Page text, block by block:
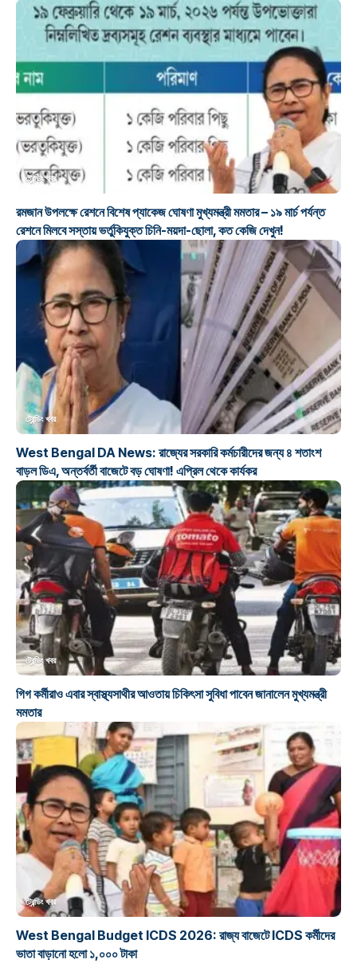
ট্রেন্ডিং খবর
রমজান উপলক্ষে রেশনে বিশেষ প্যাকেজ ঘোষণা মুখ্যমন্ত্রী মমতার – ১৯ মার্চ পর্যন্ত
রেশনে মিলবে সস্তায় ভর্তুকিযুক্ত চিনি-ময়দা-ছোলা, কত কেজি দেখুন!
ট্রেন্ডিং খবর
West Bengal DA News: রাজ্যের সরকারি কর্মচারীদের জন্য ৪ শতাংশ
বাড়ল ডিএ, অন্তর্বর্তী বাজেটে বড় ঘোষণা! এপ্রিল থেকে কার্যকর
ট্রেন্ডিং খবর
গিগ কর্মীরাও এবার স্বাস্থ্যসাথীর আওতায় চিকিৎসা সুবিধা পাবেন জানালেন মুখ্যমন্ত্রী
মমতার
ট্রেন্ডিং খবর
West Bengal Budget ICDS 2026: রাজ্য বাজেটে ICDS কর্মীদের
ভাতা বাড়ানো হলো ১,০০০ টাকা